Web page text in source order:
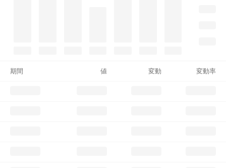
期間 値 変動 変動率